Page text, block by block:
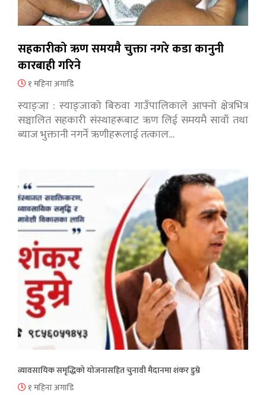
सहकारीको ऋण समयमै चुक्ता नगरे कडा कानुनी
कारबाही गरिने
१ महिना अगाडि
स्याङ्जा : स्याङ्जाको बिरुवा गाउँपालिकाले आफ्नो क्षेत्रभित्र
सञ्चालित सहकारी संस्थाहरूबाट ऋण लिई समयमै सावाँ तथा
ब्याज भुक्तानी नगर्ने ऋणीहरूलाई तत्काल…
व्यावसायिक समृद्धिको योजनासहित चुनावी मैदानमा शंकर डुम्रे
१ महिना अगाडि